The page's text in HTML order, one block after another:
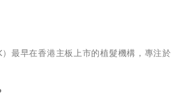
最早在香港主板上市的植髮機構，專注於